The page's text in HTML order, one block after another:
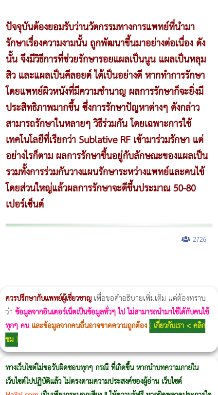
ปัจจุบันต้องยอมรับว่านวัตกรรมทางการแพทย์ที่นำมา
รักษาเรื่องความงามนั้น ถูกพัฒนาขึ้นมาอย่างต่อเนื่อง ดัง
นั้น จึงมีวิธีการที่ช่วยรักษารอยแผลเป็นนูน แผลเป็นหลุม
สิว และแผลเป็นคีลอยด์ ได้เป็นอย่างดี หากทำการรักษา
โดยแพทย์ผิวหนังที่มีความชำนาญ ผลการรักษาก็จะยิ่งมี
ประสิทธิภาพมากขึ้น ซึ่งการรักษาปัญหาต่างๆ ดังกล่าว
สามารถรักษาในหลายๆ วิธีร่วมกัน โดยเฉพาะการใช้
เทคโนโลยีที่เรียกว่าSublative RF เข้ามาร่วมรักษา แต่
อย่างไรก็ตาม ผลการรักษาขึ้นอยู่กับลักษณะของแผลเป็น
รวมทั้งการร่วมกันวางแผนรักษาระหว่างแพทย์และคนไข้
โดยส่วนใหญ่แล้วผลการรักษาจะดีขึ้นประมาณ 50-80
เปอร์เซ็นต์
2726
ควรปรึกษากับแพทย์ผู้เชี่ยวชาญเพื่อขอคำอธิบายเพิ่มเติม แต่ต้องทราบ
ว่า ข้อมูลจากอินเตอร์เน็ตเป็นข้อมูลทั่วๆ ไป ไม่สามารถนำมาใช้ได้กับคนไข้
ทุกๆ คน และข้อมูลจากคนอื่นอาจขาดความถูกต้อง( เกี่ยวกับเรา < คลิก
ชม)
ทางเว็บไซต์ไม่ขอรับผิดชอบทุกๆ กรณี ที่เกิดขึ้น หากนำบทความภายใน
เว็บไซต์ไปปฏิบัติแล้ว ไม่ตรงตามความประสงค์ของผู้อ่าน เว็บไซต์